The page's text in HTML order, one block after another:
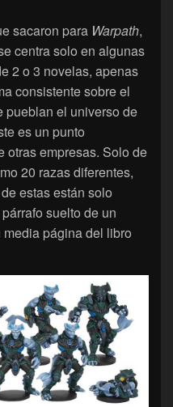
sacaron para Warpath,
centra solo en algunas
2 o 3 novelas, apenas
consistente sobre el
pueblan el universo de
es un punto
otras empresas. Solo de
20 razas diferentes,
estas están solo
suelto de un
página del libro